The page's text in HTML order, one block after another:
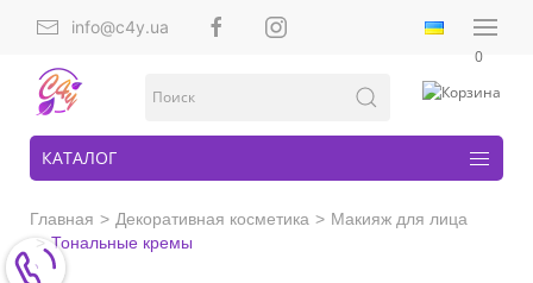
info@c4y.ua
0
КАТАЛОГ
Главная Декоративная косметика
Макияж для лица
Тональные кремы